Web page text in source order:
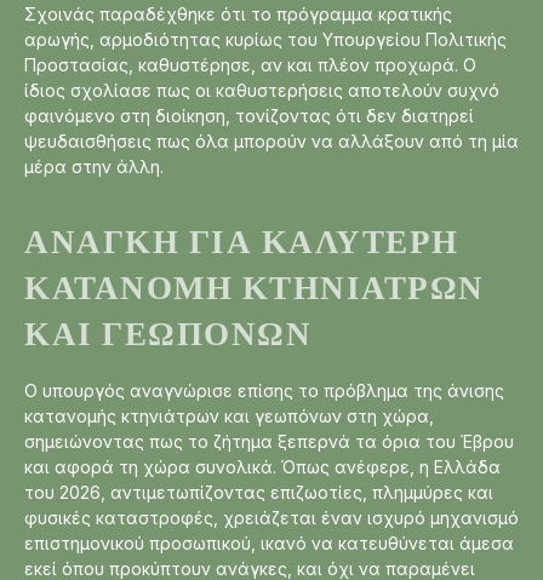
Σχοινάς παραδέχθηκε ότι το πρόγραμμα κρατικής
αρωγής, αρμοδιότητας κυρίως του Υπουργείου Πολιτικής
Προστασίας, καθυστέρησε, αν και πλέον προχωρά. Ο
ίδιος σχολίασε πως οι καθυστερήσεις αποτελούν συχνό
φαινόμενο στη διοίκηση, τονίζοντας ότι δεν διατηρεί
ψευδαισθήσεις πως όλα μπορούν να αλλάξουν από τη μία
μέρα στην άλλη.
ΑΝΆΓΚΗ ΓΙΑ ΚΑΛΎΤΕΡΗ
ΚΑΤΑΝΟΜΉ ΚΤΗΝΙΆΤΡΩΝ
ΚΑΙ ΓΕΩΠΌΝΩΝ
Ο υπουργός αναγνώρισε επίσης το πρόβλημα της άνισης
κατανομής κτηνιάτρων και γεωπόνων στη χώρα,
σημειώνοντας πως το ζήτημα ξεπερνά τα όρια του Έβρου
και αφορά τη χώρα συνολικά. Όπως ανέφερε, η Ελλάδα
του 2026, αντιμετωπίζοντας επιζωοτίες, πλημμύρες και
φυσικές καταστροφές, χρειάζεται έναν ισχυρό μηχανισμό
επιστημονικού προσωπικού, ικανό να κατευθύνεται άμεσα
εκεί όπου προκύπτουν ανάγκες, και όχι να παραμένει